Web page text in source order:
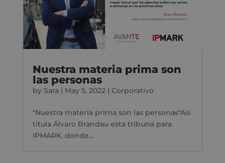
Nuestra materia prima son
las personas
by Sara | May 5, 2022| Corporativo
"Nuestra materia prima son las personas"Así
titula Álvaro Brandau esta tribuna para
IPMARK, donde...